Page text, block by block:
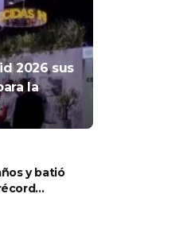
2026 sus
la
y batió